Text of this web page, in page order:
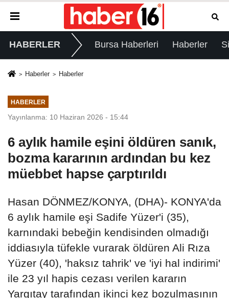
HABERLER Bursa Haberleri Haberler
Haberler Haberler
HABERLER
Yayınlanma: 10 Haziran 2026 - 15:44
6 aylık hamile eşini öldüren sanık,
bozma kararının ardından bu kez
müebbet hapse çarptırıldı
Hasan DÖNMEZ/KONYA, (DHA)- KONYA'da
6 aylık hamile eşi Sadife Yüzer'i (35),
karnındaki bebeğin kendisinden olmadığı
iddiasıyla tüfekle vurarak öldüren Ali Rıza
Yüzer (40), 'haksız tahrik' ve 'iyi hal indirimi'
ile 23 yıl hapis cezası verilen kararın
Yargıtay tarafından ikinci kez bozulmasının